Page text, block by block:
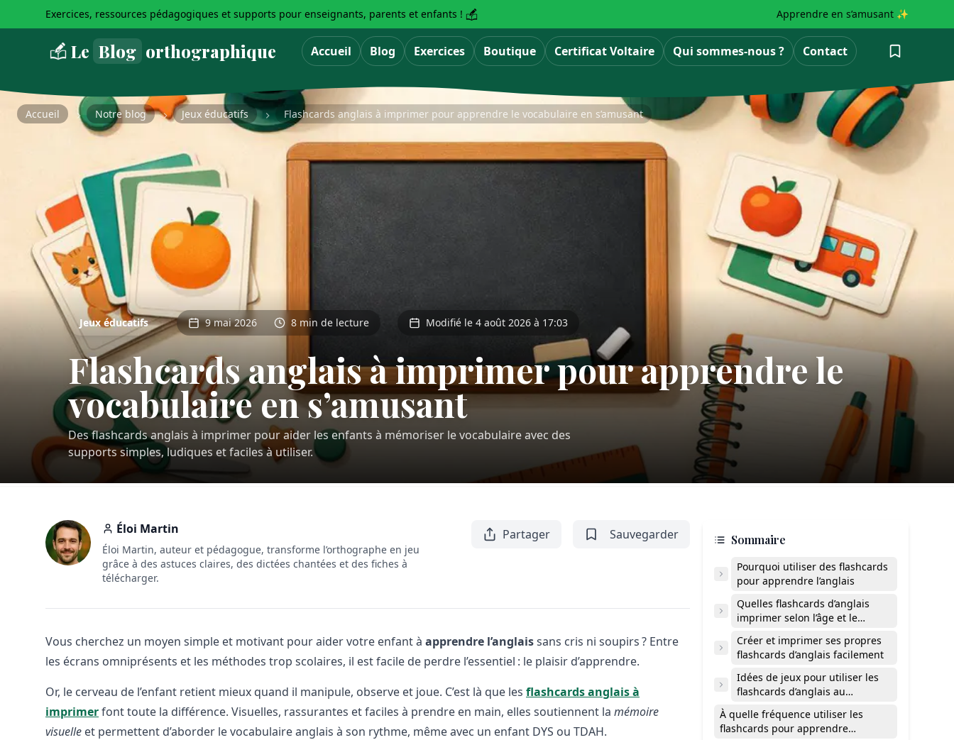
Exercices, ressources pédagogiques et supports pour enseignants, parents et enfants ! Apprendre en s’amusant ✨
Le Blog orthographique Accueil Blog Exercices Boutique Certificat Voltaire Qui sommes-nous ? Contact
Accueil Notre blog Jeux éducatifs Flashcards anglais à imprimer pour apprendre le vocabulaire en s’amusant
Jeux éducatifs 9 mai 2026 8 min de lecture Modifié le 4 août 2026 à 17:03
Flashcards anglais à imprimer pour apprendre le
vocabulaire en s’amusant
Des flashcards anglais à imprimer pour aider les enfants à mémoriser le vocabulaire avec des
supports simples, ludiques et faciles à utiliser.
Éloi Martin
Éloi Martin, auteur et pédagogue, transforme l’orthographe en jeu
grâce à des astuces claires, des dictées chantées et des fiches à
télécharger.
Partager Sauvegarder
Vous cherchez un moyen simple et motivant pour aider votre enfant à apprendre l’anglaissans cris ni soupirs ? Entre
les écrans omniprésents et les méthodes trop scolaires, il est facile de perdre l’essentiel : le plaisir d’apprendre.
Or, le cerveau de l’enfant retient mieux quand il manipule, observe et joue. C’est là que les flashcards anglais à
imprimerfont toute la différence. Visuelles, rassurantes et faciles à prendre en main, elles soutiennent la mémoire
visuelle et permettent d’aborder le vocabulaire anglais à son rythme, même avec un enfant DYS ou TDAH.
Sommaire
Pourquoi utiliser des flashcards
pour apprendre l’anglais
Quelles flashcards d’anglais
imprimer selon l’âge et le
Créer et imprimer ses propres
flashcards d’anglais facilement
Idées de jeux pour utiliser les
flashcards d’anglais au
À quelle fréquence utiliser les
flashcards pour apprendre